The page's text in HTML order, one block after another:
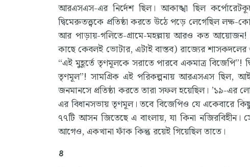
আরএসএস-এর নির্দেশ ছিল। আকাঙ্খা ছিল
দ্বিমেরুতত্ত্বকে প্রতিষ্ঠা করতে উঠে পড়ে লেগেছিল লক্ষ-
আর পাড়ায়-গলিতে-গ্রামে-মহল্লায় আরও কত আয়োজন!
কাছে কেবলই ভোটার, এটাই বাস্তব) রাজ্যের
“এই মুহূর্তে তৃণমূলকে সরাতে পারবে একমাত্র বিজেপি”!
তৃণমূল”! সামগ্রিক এই পরিকল্পনায় আরএসএস ছিল,
জনমানসে প্রতিষ্ঠা করতে তারা সফল হয়েছিল। ’১৯-
এর বিধানসভায় তৃণমূল। তবে বিজেপিও যে একেবারে কিছুই
৭৭টি আসন জিতেছে এ বাংলায়, যা কিনা
আগেও, একখানা ফাঁক কিন্তু রয়েই গিয়েছিল তাতে।
৪